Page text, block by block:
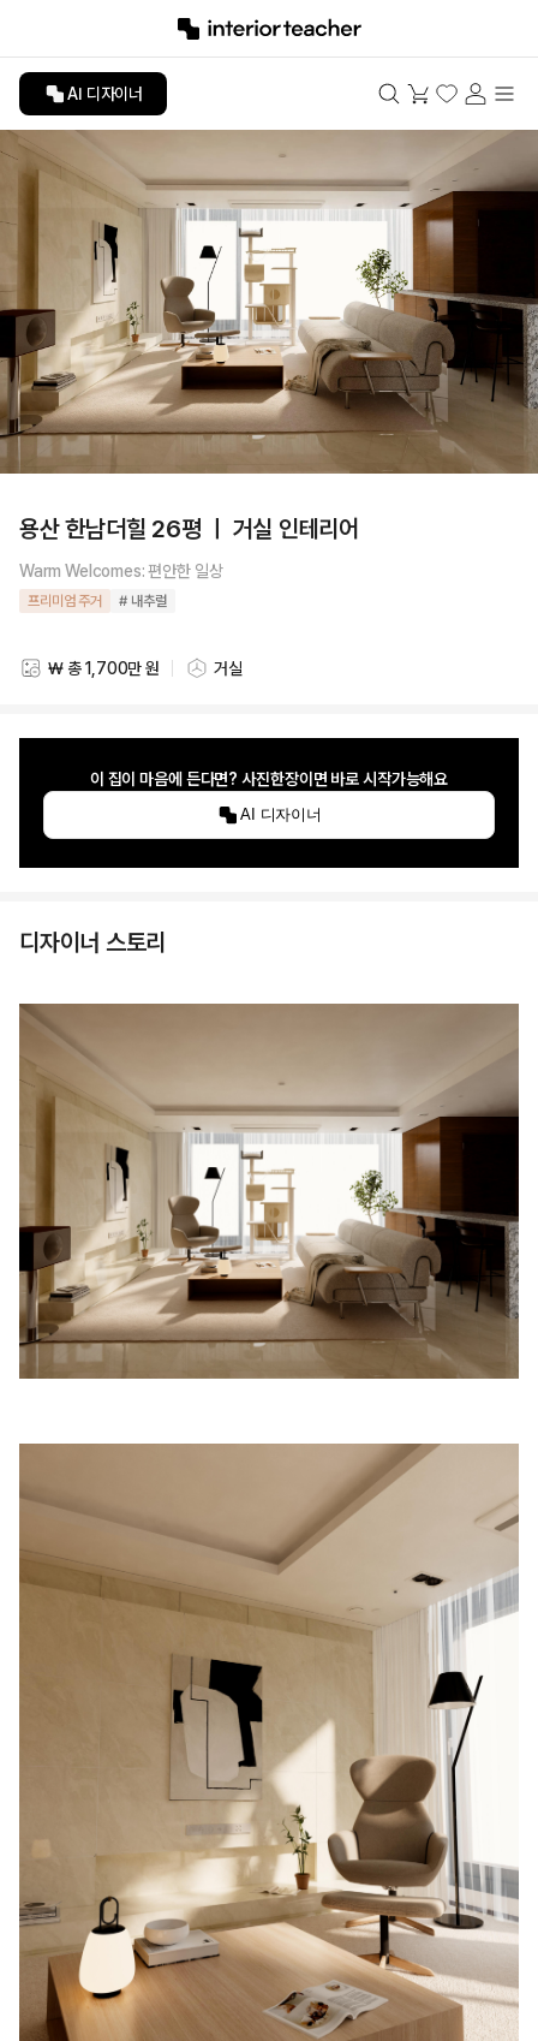
AI 디자이너
용산 한남더힐 26평 ㅣ 거실 인테리어
Warm Welcomes: 편안한 일상
프리미엄 주거 # 내추럴
스타일링 비용
₩ 총 1,700만 원 스타일링 공간
거실
이 집이 마음에 든다면? 사진한장이면 바로 시작가능해요
AI 디자이너
디자이너 스토리